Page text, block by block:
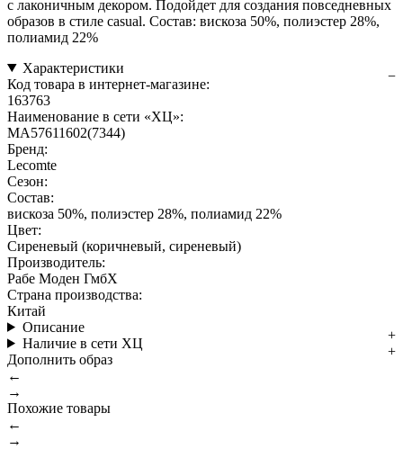
с лаконичным декором. Подойдет для создания повседневных
образов в стиле casual. Состав: вискоза 50%, полиэстер 28%,
полиамид 22%
Характеристики
Код товара в интернет-магазине:
163763
Наименование в сети «ХЦ»:
MA57611602(7344)
Бренд:
Lecomte
Сезон:
Состав:
вискоза 50%, полиэстер 28%, полиамид 22%
Цвет:
Сиреневый (коричневый, сиреневый)
Производитель:
Рабе Моден ГмбХ
Страна производства:
Китай
Описание
Наличие в сети ХЦ
Дополнить образ
←
→
Похожие товары
←
→